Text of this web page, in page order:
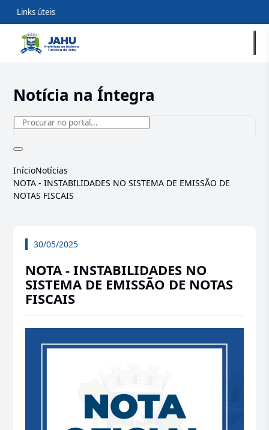
Links úteis
Notícia na Íntegra
InícioNotícias
NOTA - INSTABILIDADES NO SISTEMA DE EMISSÃO DE
NOTAS FISCAIS
30/05/2025
NOTA - INSTABILIDADES NO
SISTEMA DE EMISSÃO DE NOTAS
FISCAIS